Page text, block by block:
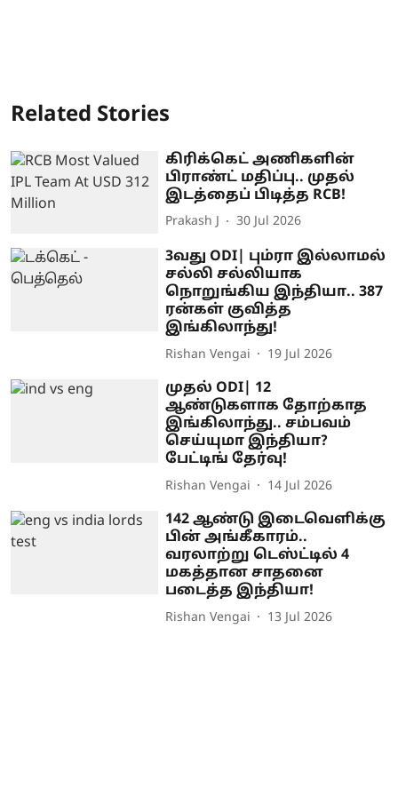
Related Stories
கிரிக்கெட் அணிகளின்
பிராண்ட் மதிப்பு.. முதல்
இடத்தைப் பிடித்த RCB!
Prakash J 30 Jul 2026
3வது ODI| பும்ரா இல்லாமல்
சல்லி சல்லியாக
நொறுங்கிய இந்தியா.. 387
ரன்கள் குவித்த
இங்கிலாந்து!
Rishan Vengai 19 Jul 2026
முதல் ODI| 12
ஆண்டுகளாக தோற்காத
இங்கிலாந்து.. சம்பவம்
செய்யுமா இந்தியா?
பேட்டிங் தேர்வு!
Rishan Vengai 14 Jul 2026
142 ஆண்டு இடைவெளிக்கு
பின் அங்கீகாரம்..
வரலாற்று டெஸ்ட்டில் 4
மகத்தான சாதனை
படைத்த இந்தியா!
Rishan Vengai 13 Jul 2026